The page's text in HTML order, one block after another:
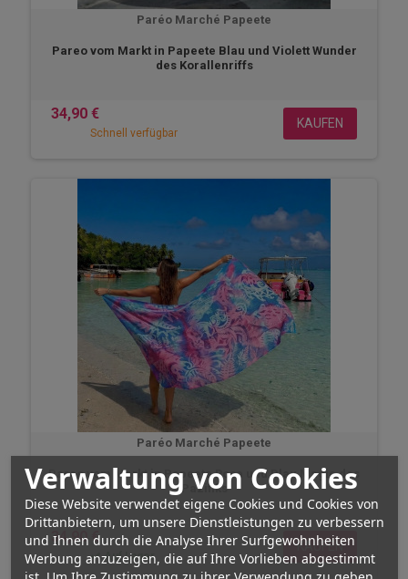
Verwaltung von Cookies
Diese Website verwendet eigene Cookies und Cookies von
Drittanbietern, um unsere Dienstleistungen zu verbessern
und Ihnen durch die Analyse Ihrer Surfgewohnheiten
Werbung anzuzeigen, die auf Ihre Vorlieben abgestimmt
Paréo Marché Papeete
Pareo vom Markt in Papeete Blau und Violett Wunder
des Korallenriffs
34,90 €
Schnell verfügbar
KAUFEN
Paréo Marché Papeete
Pareo vom Markt in Papeete Rosa und Blau Magie des
Pazifiks
34,90 €
Auf Lager
KAUFEN